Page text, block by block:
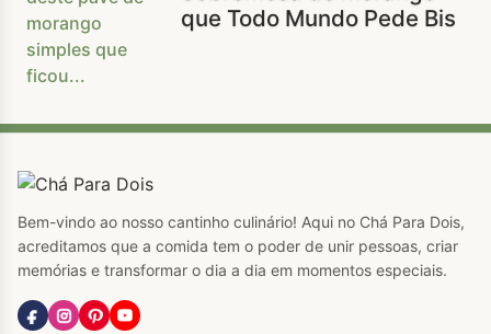
que Todo Mundo Pede Bis
Bem-vindo ao nosso cantinho culinário! Aqui no Chá Para Dois,
acreditamos que a comida tem o poder de unir pessoas, criar
memórias e transformar o dia a dia em momentos especiais.